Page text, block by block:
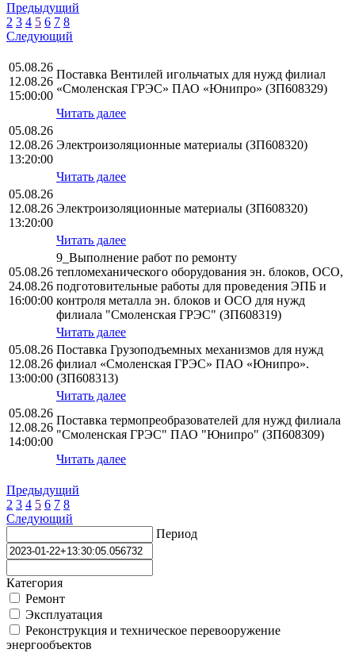
Предыдущий
2 3 4 5 6 7 8
Следующий
05.08.26
12.08.26
15:00:00
Поставка Вентилей игольчатых для нужд филиал
«Смоленская ГРЭС» ПАО «Юнипро» (ЗП608329)
Читать далее
05.08.26
12.08.26
13:20:00
Электроизоляционные материалы (ЗП608320)
Читать далее
05.08.26
12.08.26
13:20:00
Электроизоляционные материалы (ЗП608320)
Читать далее
05.08.26
24.08.26
16:00:00
9_Выполнение работ по ремонту
тепломеханического оборудования эн. блоков, ОСО,
подготовительные работы для проведения ЭПБ и
контроля металла эн. блоков и ОСО для нужд
филиала "Смоленская ГРЭС" (ЗП608319)
Читать далее
05.08.26
12.08.26
13:00:00
Поставка Грузоподъемных механизмов для нужд
филиал «Смоленская ГРЭС» ПАО «Юнипро».
(ЗП608313)
Читать далее
05.08.26
12.08.26
14:00:00
Поставка термопреобразователей для нужд филиала
"Смоленская ГРЭС" ПАО "Юнипро" (ЗП608309)
Читать далее
Предыдущий
2 3 4 5 6 7 8
Следующий
Период
Категория
Ремонт
Эксплуатация
Реконструкция и техническое перевооружение
энергообъектов